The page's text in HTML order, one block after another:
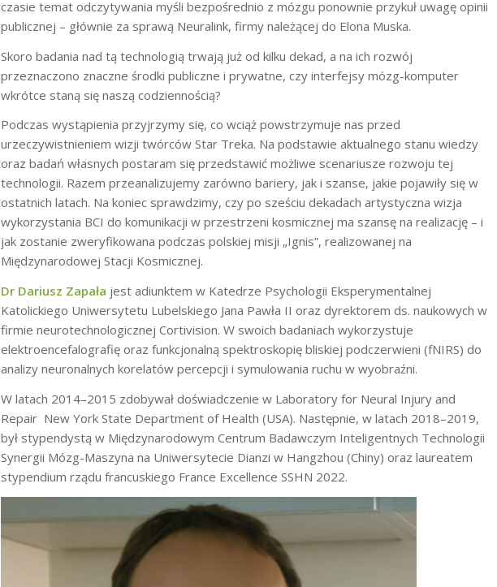
czasie temat odczytywania myśli bezpośrednio z mózgu ponownie przykuł uwagę opinii
publicznej – głównie za sprawą Neuralink, firmy należącej do Elona Muska.
Skoro badania nad tą technologią trwają już od kilku dekad, a na ich rozwój
przeznaczono znaczne środki publiczne i prywatne, czy interfejsy mózg-komputer
wkrótce staną się naszą codziennością?
Podczas wystąpienia przyjrzymy się, co wciąż powstrzymuje nas przed
urzeczywistnieniem wizji twórców Star Treka. Na podstawie aktualnego stanu wiedzy
oraz badań własnych postaram się przedstawić możliwe scenariusze rozwoju tej
technologii. Razem przeanalizujemy zarówno bariery, jak i szanse, jakie pojawiły się w
ostatnich latach. Na koniec sprawdzimy, czy po sześciu dekadach artystyczna wizja
wykorzystania BCI do komunikacji w przestrzeni kosmicznej ma szansę na realizację – i
jak zostanie zweryfikowana podczas polskiej misji „Ignis”, realizowanej na
Międzynarodowej Stacji Kosmicznej.
Dr Dariusz Zapała jest adiunktem w Katedrze Psychologii Eksperymentalnej
Katolickiego Uniwersytetu Lubelskiego Jana Pawła II oraz dyrektorem ds. naukowych w
firmie neurotechnologicznej Cortivision. W swoich badaniach wykorzystuje
elektroencefalografię oraz funkcjonalną spektroskopię bliskiej podczerwieni (fNIRS) do
analizy neuronalnych korelatów percepcji i symulowania ruchu w wyobraźni.
W latach 2014–2015 zdobywał doświadczenie w Laboratory for Neural Injury and
Repair New York State Department of Health (USA). Następnie, w latach 2018–2019,
był stypendystą w Międzynarodowym Centrum Badawczym Inteligentnych Technologii
Synergii Mózg-Maszyna na Uniwersytecie Dianzi w Hangzhou (Chiny) oraz laureatem
stypendium rządu francuskiego France Excellence SSHN 2022.